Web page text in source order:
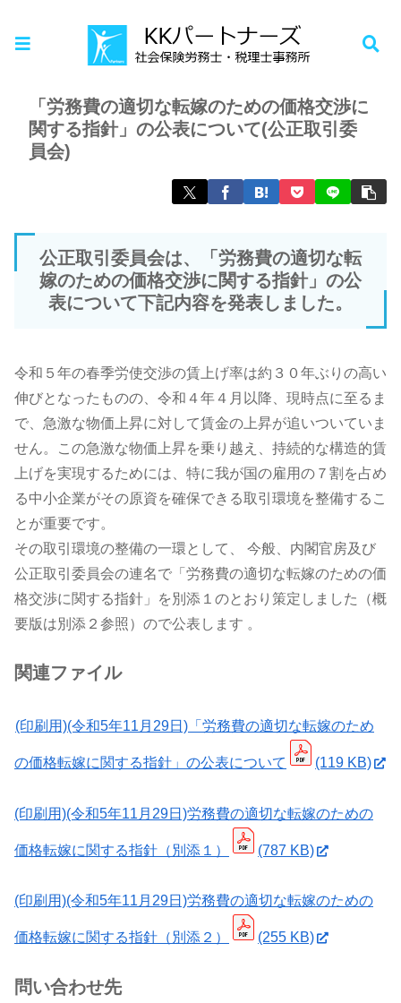
お知らせ
「労務費の適切な転嫁のための価格交渉に
関する指針」の公表について(公正取引委
員会)
公正取引委員会は、「労務費の適切な転
嫁のための価格交渉に関する指針」の公
表について下記内容を発表しました。
令和５年の春季労使交渉の賃上げ率は約３０年ぶりの高い
伸びとなったものの、令和４年４月以降、現時点に至るま
で、急激な物価上昇に対して賃金の上昇が追いついていま
せん。この急激な物価上昇を乗り越え、持続的な構造的賃
上げを実現するためには、特に我が国の雇用の７割を占め
る中小企業がその原資を確保できる取引環境を整備するこ
とが重要です。
その取引環境の整備の一環として、 今般、内閣官房及び
公正取引委員会の連名で「労務費の適切な転嫁のための価
格交渉に関する指針」を別添１のとおり策定しました（概
要版は別添２参照）ので公表します 。
関連ファイル
(印刷用)(令和5年11月29日)「労務費の適切な転嫁のため
の価格転嫁に関する指針」の公表について (119 KB)
(印刷用)(令和5年11月29日)労務費の適切な転嫁のための
価格転嫁に関する指針（別添１） (787 KB)
(印刷用)(令和5年11月29日)労務費の適切な転嫁のための
価格転嫁に関する指針（別添２） (255 KB)
問い合わせ先